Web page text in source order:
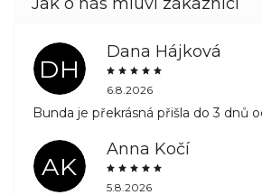
DH
Dana Hájková
6.8.2026
Bunda je překrásná přišla do 3 dnů
AK
Anna Kočí
5.8.2026